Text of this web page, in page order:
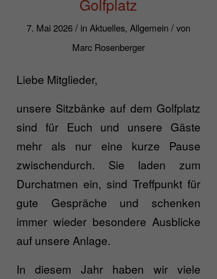
Golfplatz
7. Mai 2026/ in Aktuelles, Allgemein /von
Marc Rosenberger
Liebe Mitglieder,
unsere Sitzbänke auf dem Golfplatz
sind für Euch und unsere Gäste
mehr als nur eine kurze Pause
zwischendurch. Sie laden zum
Durchatmen ein, sind Treffpunkt für
gute Gespräche und schenken
immer wieder besondere Ausblicke
auf unsere Anlage.
In diesem Jahr haben wir viele